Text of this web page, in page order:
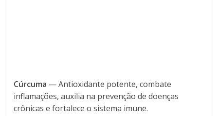
Cúrcuma — Antioxidante potente, combate
inflamações, auxilia na prevenção de doenças
crônicas e fortalece o sistema imune.